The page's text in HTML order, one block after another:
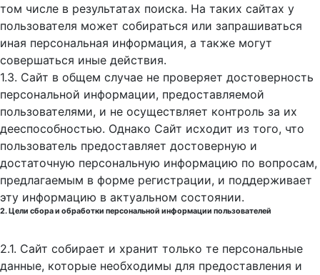
том числе в результатах поиска. На таких сайтах у
пользователя может собираться или запрашиваться
иная персональная информация, а также могут
совершаться иные действия.
1.3. Сайт в общем случае не проверяет достоверность
персональной информации, предоставляемой
пользователями, и не осуществляет контроль за их
дееспособностью. Однако Сайт исходит из того, что
пользователь предоставляет достоверную и
достаточную персональную информацию по вопросам,
предлагаемым в форме регистрации, и поддерживает
эту информацию в актуальном состоянии.
2. Цели сбора и обработки персональной информации пользователей
2.1. Сайт собирает и хранит только те персональные
данные, которые необходимы для предоставления и